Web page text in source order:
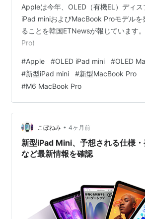
Appleは今年、OLED（有機EL）ディ
iPad miniおよびMacBook Proモデルを
ることを韓国ETNewsが報じています
Pro)
#Apple #OLED iPad mini #OLED
#新型iPad mini #新型MacBook Pro
#M6 MacBook Pro
こぼねみ • 4ヶ月前
新型iPad Mini、予想される仕様
など最新情報を確認